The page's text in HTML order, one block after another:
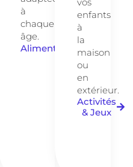
à
chaque
âge.
Alimentation
enfants
à
la
maison
ou
en
extérieur.
Activités
& Jeux